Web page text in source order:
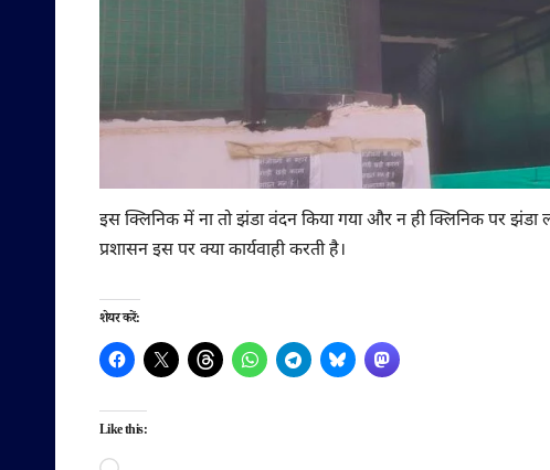
इस क्लिनिक में ना तो झंडा वंदन किया गया और न ही क्लिनिक पर
प्रशासन इस पर क्या कार्यवाही करती है।
शेयर करें:
Like this: